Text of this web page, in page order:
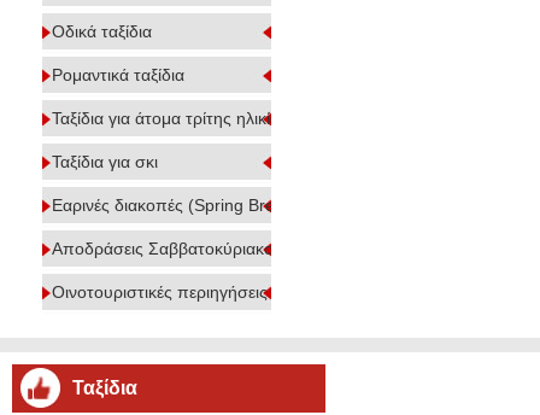
Οδικά ταξίδια
Ρομαντικά ταξίδια
Ταξίδια για άτομα τρίτης ηλικίας
Ταξίδια για σκι
Εαρινές διακοπές (Spring Break)
Αποδράσεις Σαββατοκύριακου
Οινοτουριστικές περιηγήσεις
Ταξίδια